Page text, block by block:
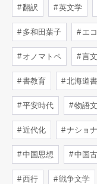
翻訳 英文学
多和田葉子 エ
オノマトペ 言
書教育 北海道
平安時代 物語
近代化 ナショ
中国思想 中国
西行 戦争文学